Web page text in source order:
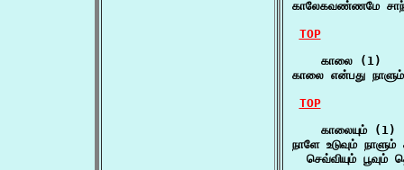
காலேகவண்ணமே
TOP
    காலை (1)
காலை என்பது
TOP
    காலையும் (1)
நாளே உடுவும் நாளும்
செவ்வியும் பூவும்